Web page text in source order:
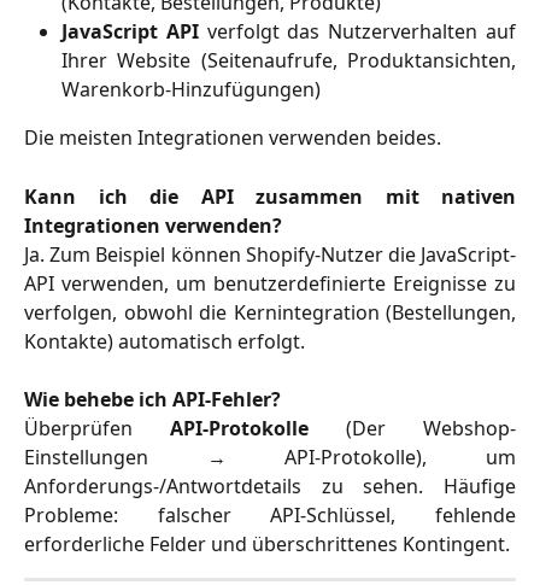
JavaScript APIverfolgt das Nutzerverhalten auf
Ihrer Website (Seitenaufrufe, Produktansichten,
Warenkorb-Hinzufügungen)
Die meisten Integrationen verwenden beides.
Kann ich die API zusammen mit nativen
Integrationen verwenden?
Ja. Zum Beispiel können Shopify-Nutzer die JavaScript-
API verwenden, um benutzerdefinierte Ereignisse zu
verfolgen, obwohl die Kernintegration (Bestellungen,
Kontakte) automatisch erfolgt.
Wie behebe ich API-Fehler?
Überprüfen API-Protokolle (Der Webshop-
Einstellungen → API-Protokolle), um
Anforderungs-/Antwortdetails zu sehen. Häufige
Probleme: falscher API-Schlüssel, fehlende
erforderliche Felder und überschrittenes Kontingent.